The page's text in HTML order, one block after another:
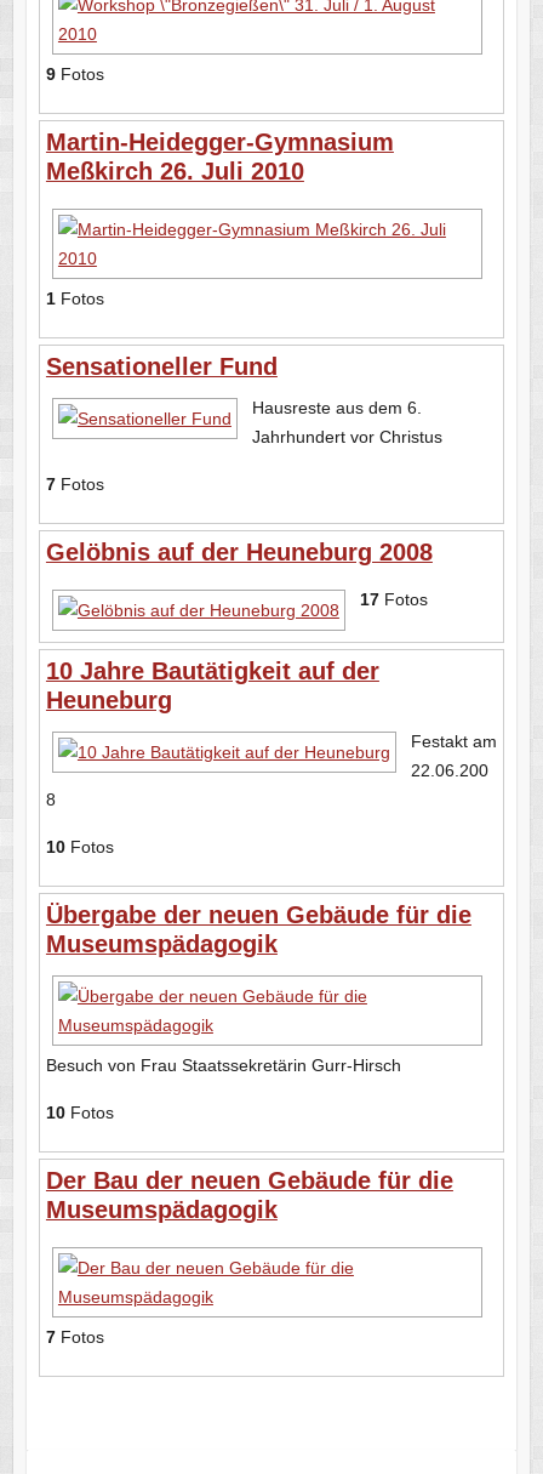
9Fotos
Martin-Heidegger-Gymnasium
Meßkirch 26. Juli 2010
1Fotos
Sensationeller Fund
Hausreste aus dem 6.
Jahrhundert vor Christus
7Fotos
Gelöbnis auf der Heuneburg 2008
17Fotos
10 Jahre Bautätigkeit auf der
Heuneburg
Festakt am
22.06.200
8
10Fotos
Übergabe der neuen Gebäude für die
Museumspädagogik
Besuch von Frau Staatssekretärin Gurr-Hirsch
10Fotos
Der Bau der neuen Gebäude für die
Museumspädagogik
7Fotos